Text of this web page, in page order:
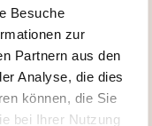
Besuche
zur
Partnern aus den
Analyse, die dies
können, die Sie
bei Ihrer Nutzung
garantie des